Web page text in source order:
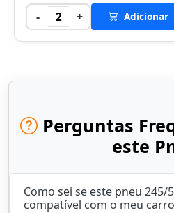
- 2 + Adicionar
Perguntas
este
Como sei se este pneu 245/
compatível com o meu